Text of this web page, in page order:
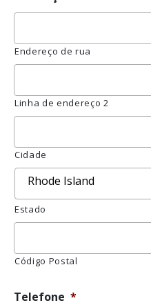
Endereço de rua
Linha de endereço 2
Cidade
Estado
Código Postal
Telefone *